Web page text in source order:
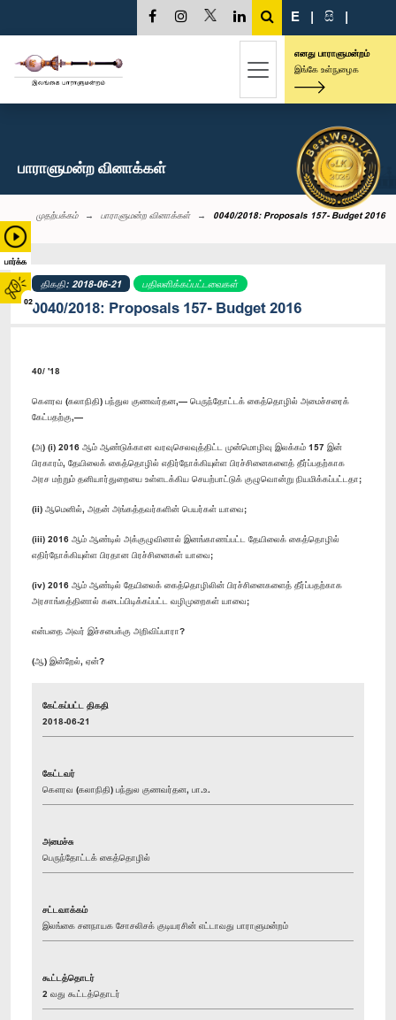
பார்க்க
02
E | සි |
எனது பாராளுமன்றம்
இங்கே உள்நுழைக
பாராளுமன்ற வினாக்கள்
முதற்பக்கம் பாராளுமன்ற வினாக்கள் 0040/2018: Proposals 157- Budget 2016
திகதி: 2018-06-21 பதிலளிக்கப்பட்டவைகள்
0040/2018: Proposals 157- Budget 2016
40/ '18
கௌரவ (கலாநிதி) பந்துல குணவர்தன,— பெருந்தோட்டக் கைத்தொழில் அமைச்சரைக்
கேட்பதற்கு,—
(அ) (i) 2016 ஆம் ஆண்டுக்கான வரவுசெலவுத்திட்ட முன்மொழிவு இலக்கம் 157 இன்
பிரகாரம், தேயிலைக் கைத்தொழில் எதிர்நோக்கியுள்ள பிரச்சினைகளைத் தீர்ப்பதற்காக
அரச மற்றும் தனியார்துறையை உள்ளடக்கிய செயற்பாட்டுக் குழுவொன்று நியமிக்கப்பட்டதா;
(ii) ஆமெனில், அதன் அங்கத்தவர்களின் பெயர்கள் யாவை;
(iii) 2016 ஆம் ஆண்டில் அக்குழுவினால் இனங்காணப்பட்ட தேயிலைக் கைத்தொழில்
எதிர்நோக்கியுள்ள பிரதான பிரச்சினைகள் யாவை;
(iv) 2016 ஆம் ஆண்டில் தேயிலைக் கைத்தொழிலின் பிரச்சினைகளைத் தீர்ப்பதற்காக
அரசாங்கத்தினால் கடைப்பிடிக்கப்பட்ட வழிமுறைகள் யாவை;
என்பதை அவர் இச்சபைக்கு அறிவிப்பாரா?
(ஆ) இன்றேல், ஏன்?
கேட்கப்பட்ட திகதி
2018-06-21
கேட்டவர்
கௌரவ (கலாநிதி) பந்துல குணவர்தன, பா.உ.
அமைச்சு
பெருந்தோட்டக் கைத்தொழில்
சட்டவாக்கம்
இலங்கை சனநாயக சோசலிசக் குடியரசின் எட்டாவது பாராளுமன்றம்
கூட்டத்தொடர்
2 வது கூட்டத்தொடர்